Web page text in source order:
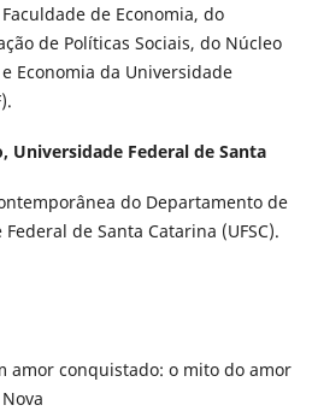
de Economia, do
de Políticas Sociais, do Núcleo
Economia da Universidade
Universidade Federal de Santa
do Departamento de
de Santa Catarina (UFSC).
amor conquistado: o mito do amor